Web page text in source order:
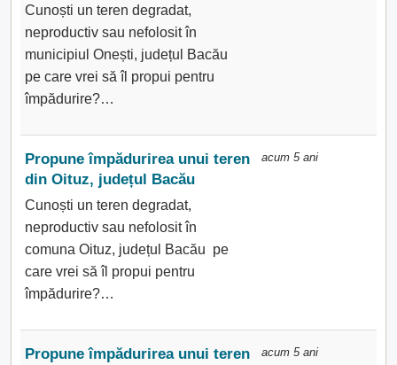
Cunoști un teren degradat,
neproductiv sau nefolosit în
municipiul Onești, județul Bacău
pe care vrei să îl propui pentru
împădurire?…
Propune împădurirea unui teren
din Oituz, județul Bacău
Cunoști un teren degradat,
neproductiv sau nefolosit în
comuna Oituz, județul Bacău pe
care vrei să îl propui pentru
împădurire?…
acum 5 ani
Propune împădurirea unui teren
acum 5 ani